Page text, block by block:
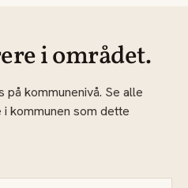
i området.
kommunenivå. Se alle
kommunen som dette